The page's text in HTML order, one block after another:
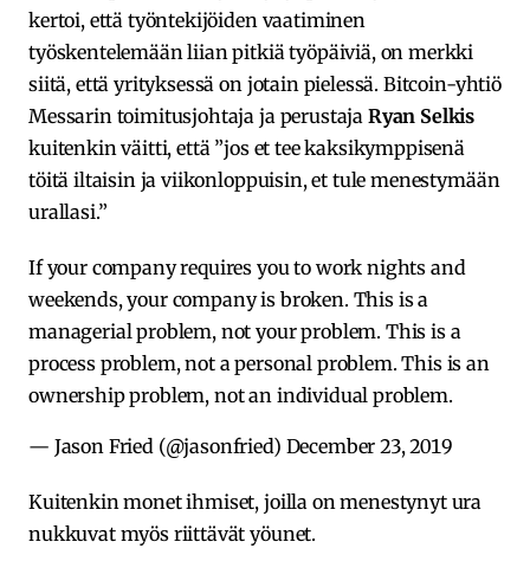
kertoi, että työntekijöiden vaatiminen
työskentelemään liian pitkiä työpäiviä, on merkki
siitä, että yrityksessä on jotain pielessä. Bitcoin-yhtiö
Messarin toimitusjohtaja ja perustaja Ryan Selkis
kuitenkin väitti, että ”jos et tee kaksikymppisenä
töitä iltaisin ja viikonloppuisin, et tule menestymään
urallasi.”
If your company requires you to work nights and
weekends, your company is broken. This is a
managerial problem, not your problem. This is a
process problem, not a personal problem. This is an
ownership problem, not an individual problem.
— Jason Fried (@jasonfried) December 23, 2019
Kuitenkin monet ihmiset, joilla on menestynyt ura
nukkuvat myös riittävät yöunet.